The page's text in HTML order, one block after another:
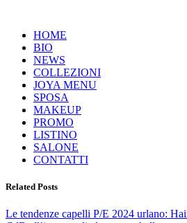
HOME
BIO
NEWS
COLLEZIONI
JOYA MENU
SPOSA
MAKEUP
PROMO
LISTINO
SALONE
CONTATTI
Related Posts
Le tendenze capelli P/E 2024 urlano: